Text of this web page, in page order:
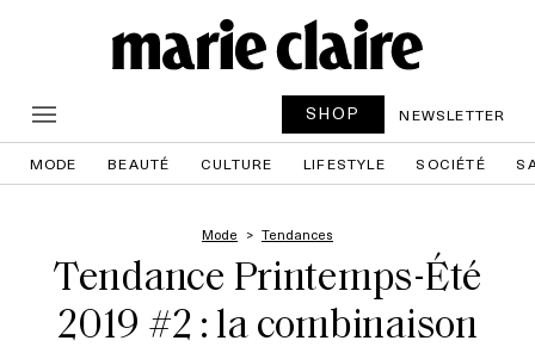
SHOP NEWSLETTER
MODE BEAUTÉ CULTURE LIFESTYLE SOCIÉTÉ
Mode Tendances
Tendance Printemps-Été
2019 #2 : la combinaison